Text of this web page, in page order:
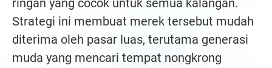
ringan yang cocok untuk semua kalangan.
Strategi ini membuat merek tersebut mudah
diterima oleh pasar luas, terutama generasi
muda yang mencari tempat nongkrong